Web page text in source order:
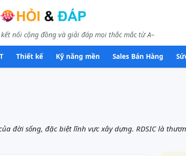
nối cộng đồng và giải đáp mọi thắc mắc từ A–
Thiết kế Kỹ năng mền Sales Bán Hàng
đời sống, đặc biệt lĩnh vực xây dựng. RDSIC là